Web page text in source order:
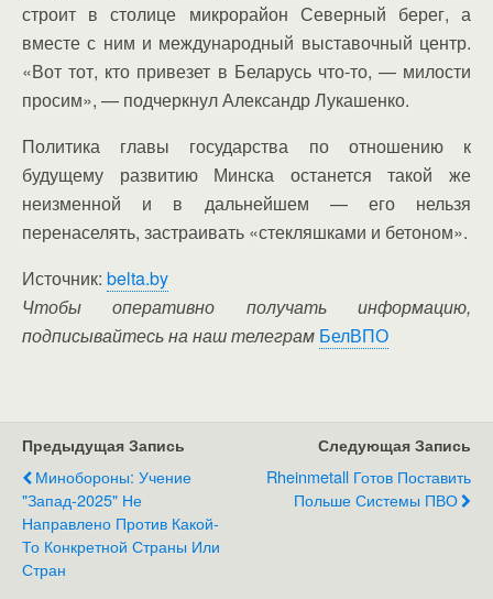
строит в столице микрорайон Северный берег, а
вместе с ним и международный выставочный центр.
«Вот тот, кто привезет в Беларусь что-то, — милости
просим», — подчеркнул Александр Лукашенко.
Политика главы государства по отношению к
будущему развитию Минска останется такой же
неизменной и в дальнейшем — его нельзя
перенаселять, застраивать «стекляшками и бетоном».
Источник: belta.by
Чтобы оперативно получать информацию,
подписывайтесь на наш телеграм БелВПО
Предыдущая Запись
Минобороны: Учение
"Запад-2025" Не
Направлено Против Какой-
То Конкретной Страны Или
Стран
Следующая Запись
Rheinmetall Готов Поставить
Польше Системы ПВО